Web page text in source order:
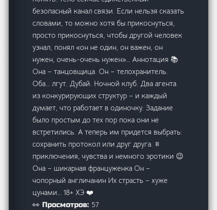
безопасный канал связи. Если нельзя сказать
словами, то можно хотя бы прикоснуться,
просто прикоснуться, чтобы другой человек
узнал, понял «он не один, он важен, он
нужен, очень-очень нужен»… Аннотация 📚
Она – танцовщица. Он – телохранитель.
Оба… лгут. Дубай. Ночной клуб. Два агента
из конкурирующих структур – и каждый
думает, что работает в одиночку. Задание
было простым до тех пор пока они не
встретились. А теперь им придется выбрать:
сохранить протокол или друг друга. #
приключения, чувства и немного эротики 😉
Она – шикарная француженка Он –
чопорный англичанин Их страсть – хуже
цунами… 18+ ХЭ ‍❤️‍
👀 Просмотров: 57